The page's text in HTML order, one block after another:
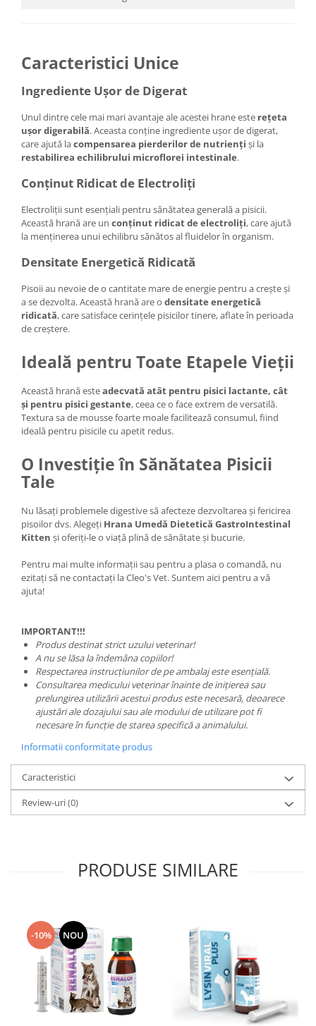
Caracteristici Unice
Ingrediente Ușor de Digerat
Unul dintre cele mai mari avantaje ale acestei hrane este rețeta
ușor digerabilă. Aceasta conține ingrediente ușor de digerat,
care ajută lacompensarea pierderilor de nutrienți și la
restabilirea echilibrului microflorei intestinale.
Conținut Ridicat de Electroliți
Electroliții sunt esențiali pentru sănătatea generală a pisicii.
Această hrană are un conținut ridicat de electroliți, care ajută
la menținerea unui echilibru sănătos al fluidelor în organism.
Densitate Energetică Ridicată
Pisoii au nevoie de o cantitate mare de energie pentru a crește și
a se dezvolta. Această hrană are o densitate energetică
ridicată, care satisface cerințele pisicilor tinere, aflate în perioada
de creștere.
Ideală pentru Toate Etapele Vieții
Această hrană esteadecvată atât pentru pisici lactante, cât
și pentru pisici gestante, ceea ce o face extrem de versatilă.
Textura sa de mousse foarte moale facilitează consumul, fiind
ideală pentru pisicile cu apetit redus.
O Investiție în Sănătatea Pisicii
Tale
Nu lăsați problemele digestive să afecteze dezvoltarea și fericirea
pisoilor dvs. Alegeți Hrana Umedă Dietetică GastroIntestinal
Kitten și oferiți-le o viață plină de sănătate și bucurie.
Pentru mai multe informații sau pentru a plasa o comandă, nu
ezitați să ne contactați la Cleo's Vet. Suntem aici pentru a vă
ajuta!
IMPORTANT!!!
Produs destinat strict uzului veterinar!
A nu se lăsa la îndemâna copiilor!
Respectarea instrucțiunilor de pe ambalaj este esențială.
Consultarea medicului veterinar înainte de inițierea sau
prelungirea utilizării acestui produs este necesară, deoarece
ajustări ale dozajului sau ale modului de utilizare pot fi
necesare în funcție de starea specifică a animalului.
Informatii conformitate produs
Caracteristici
Review-uri(0)
PRODUSE SIMILARE
-10% NOU